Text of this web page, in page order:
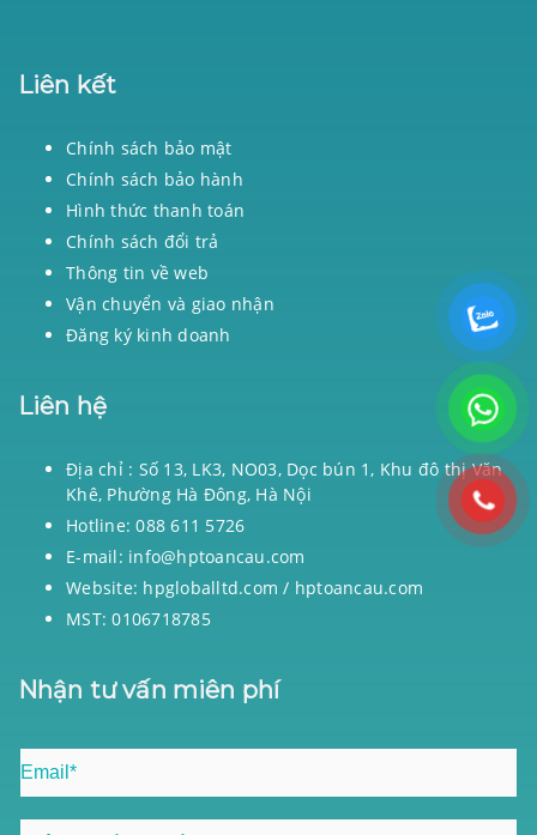
Liên kết
Chính sách bảo mật
Chính sách bảo hành
Hình thức thanh toán
Chính sách đổi trả
Thông tin về web
Vận chuyển và giao nhận
Đăng ký kinh doanh
Liên hệ
Địa chỉ : Số 13, LK3, NO03, Dọc bún 1, Khu đô thị Văn
Khê, Phường Hà Đông, Hà Nội
Hotline: 088 611 5726
E-mail: info@hptoancau.com
Website: hpgloballtd.com / hptoancau.com
MST: 0106718785
Nhận tư vấn miên phí